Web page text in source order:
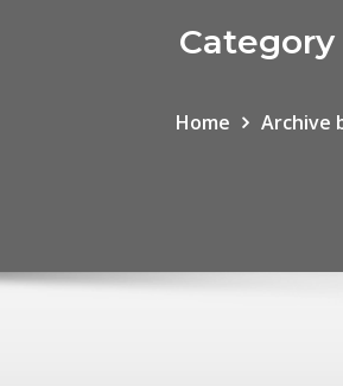
Home Archive